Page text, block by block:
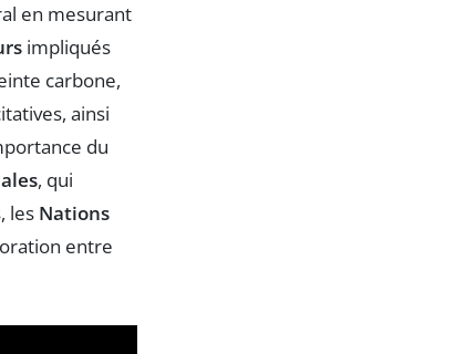
en mesurant
impliqués
carbone,
ainsi
du
, qui
les Nations
entre